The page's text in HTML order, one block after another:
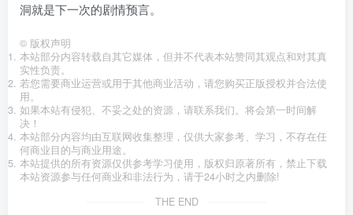
洞就是下一次的剧情预言。
© 版权声明
本站部分内容转载自其它媒体，但并不代表本站赞同其观点和对其真
实性负责。
若您需要商业运营或用于其他商业活动，请您购买正版授权并合法使
用。
如果本站有侵犯、不妥之处的资源，请联系我们。将会第一时间解
决！
本站部分内容均由互联网收集整理，仅供大家参考、学习，不存在任
何商业目的与商业用途。
本站提供的所有资源仅供参考学习使用，版权归原著所有，禁止下载
本站资源参与任何商业和非法行为，请于24小时之内删除!
THE END